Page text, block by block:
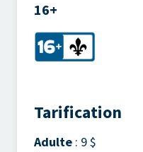
16+
Tarification
Adulte : 9 $